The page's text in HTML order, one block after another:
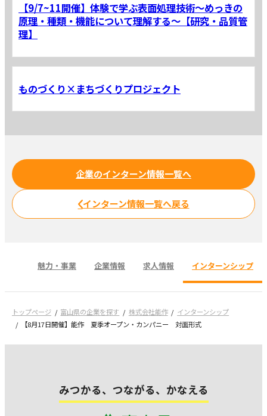
【9/7~11開催】体験で学ぶ表面処理技術～めっきの
原理・種類・機能について理解する～【研究・品質管
理】
ものづくり×まちづくりプロジェクト
企業のインターン情報一覧へ
インターン情報一覧へ戻る
魅力・事業 企業情報 求人情報 インターンシップ
トップページ 富山県の企業を探す 株式会社能作
インターンシップ
【8月17日開催】能作 夏季オープン・カンパニー 対面形式
みつかる、つながる、かなえる